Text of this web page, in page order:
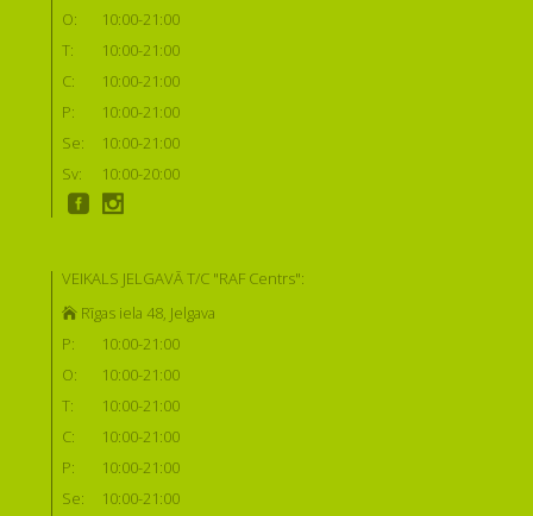
O:
10:00-21:00
T:
10:00-21:00
C:
10:00-21:00
P:
10:00-21:00
Se:
10:00-21:00
Sv:
10:00-20:00
VEIKALS JELGAVĀ T/C "RAF Centrs":
Rīgas iela 48, Jelgava
P:
10:00-21:00
O:
10:00-21:00
T:
10:00-21:00
C:
10:00-21:00
P:
10:00-21:00
Se:
10:00-21:00